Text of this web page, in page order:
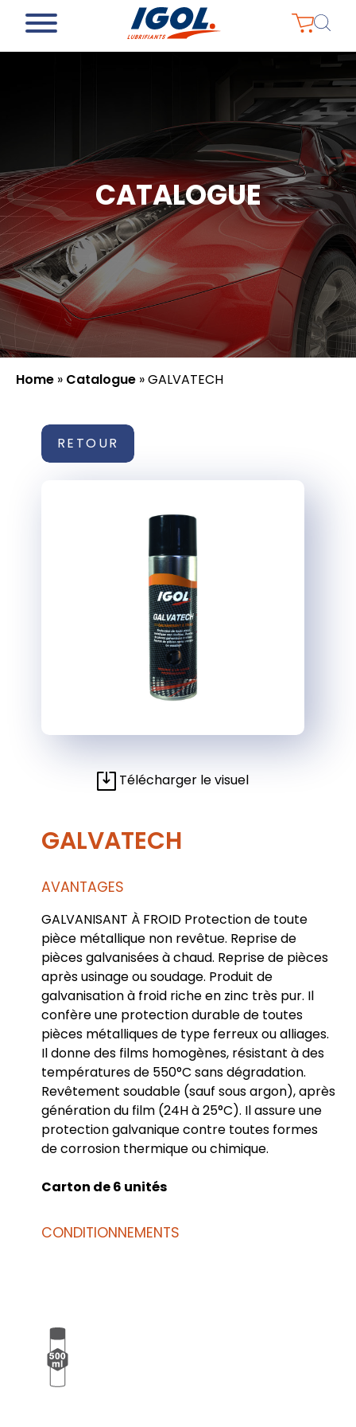
CATALOGUE
Home » Catalogue »GALVATECH
RETOUR
Télécharger le visuel
GALVATECH
AVANTAGES
GALVANISANT À FROID Protection de toute
pièce métallique non revêtue. Reprise de
pièces galvanisées à chaud. Reprise de pièces
après usinage ou soudage. Produit de
galvanisation à froid riche en zinc très pur. Il
confère une protection durable de toutes
pièces métalliques de type ferreux ou alliages.
Il donne des films homogènes, résistant à des
températures de 550°C sans dégradation.
Revêtement soudable (sauf sous argon), après
génération du film (24H à 25°C). Il assure une
protection galvanique contre toutes formes
de corrosion thermique ou chimique.
Carton de 6 unités
CONDITIONNEMENTS